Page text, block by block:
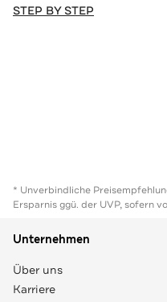
STEP BY STEP
* Unverbindliche
Ersparnis ggü. der UVP, sofern
Unternehmen
Über uns
Karriere